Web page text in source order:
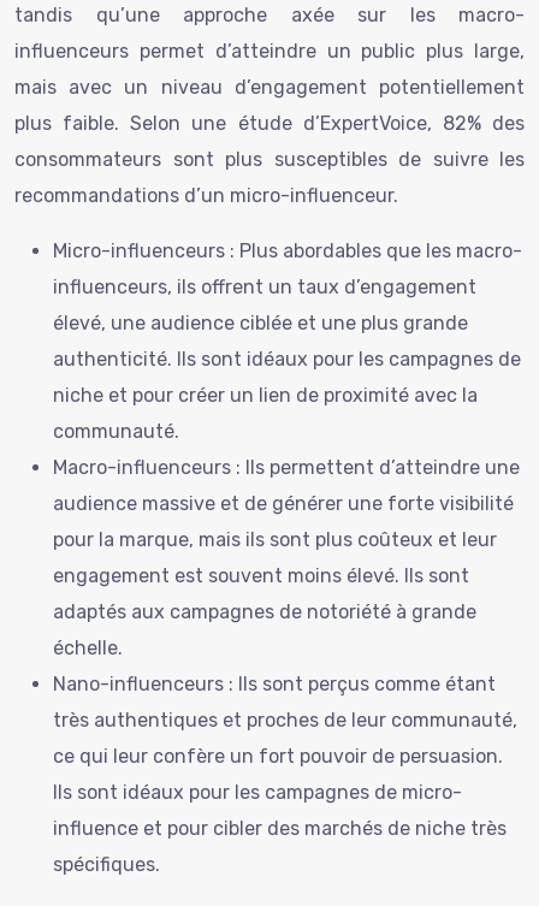
tandis qu’une approche axée sur les macro-
influenceurs permet d’atteindre un public plus large,
mais avec un niveau d’engagement potentiellement
plus faible. Selon une étude d’ExpertVoice, 82% des
consommateurs sont plus susceptibles de suivre les
recommandations d’un micro-influenceur.
Micro-influenceurs : Plus abordables que les macro-
influenceurs, ils offrent un taux d’engagement
élevé, une audience ciblée et une plus grande
authenticité. Ils sont idéaux pour les campagnes de
niche et pour créer un lien de proximité avec la
communauté.
Macro-influenceurs : Ils permettent d’atteindre une
audience massive et de générer une forte visibilité
pour la marque, mais ils sont plus coûteux et leur
engagement est souvent moins élevé. Ils sont
adaptés aux campagnes de notoriété à grande
échelle.
Nano-influenceurs : Ils sont perçus comme étant
très authentiques et proches de leur communauté,
ce qui leur confère un fort pouvoir de persuasion.
Ils sont idéaux pour les campagnes de micro-
influence et pour cibler des marchés de niche très
spécifiques.